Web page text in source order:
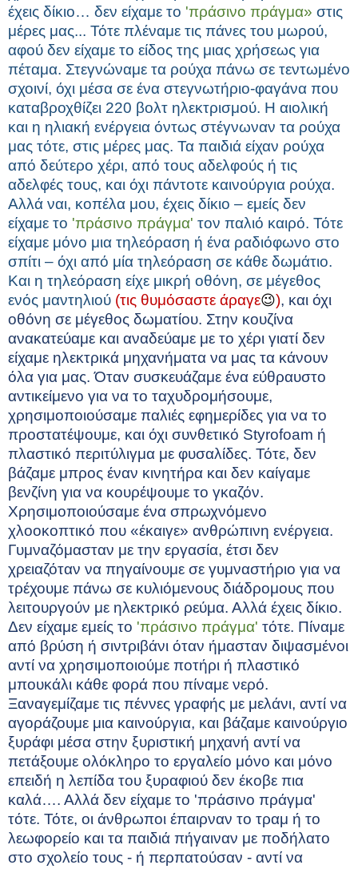
έχεις δίκιο… δεν είχαμε το 'πράσινο πράγμα» στις
μέρες μας... Τότε πλέναμε τις πάνες του μωρού,
αφού δεν είχαμε το είδος της μιας χρήσεως για
πέταμα. Στεγνώναμε τα ρούχα πάνω σε τεντωμένο
σχοινί, όχι μέσα σε ένα στεγνωτήριο-φαγάνα που
καταβροχθίζει 220 βολτ ηλεκτρισμού. Η αιολική
και η ηλιακή ενέργεια όντως στέγνωναν τα ρούχα
μας τότε, στις μέρες μας. Τα παιδιά είχαν ρούχα
από δεύτερο χέρι, από τους αδελφούς ή τις
αδελφές τους, και όχι πάντοτε καινούργια ρούχα.
Αλλά ναι, κοπέλα μου, έχεις δίκιο – εμείς δεν
είχαμε το 'πράσινο πράγμα' τον παλιό καιρό. Τότε
είχαμε μόνο μια τηλεόραση ή ένα ραδιόφωνο στο
σπίτι – όχι από μία τηλεόραση σε κάθε δωμάτιο.
Και η τηλεόραση είχε μικρή οθόνη, σε μέγεθος
ενός μαντηλιού (τις θυμόσαστε άραγε😉), και όχι
οθόνη σε μέγεθος δωματίου. Στην κουζίνα
ανακατεύαμε και αναδεύαμε με το χέρι γιατί δεν
είχαμε ηλεκτρικά μηχανήματα να μας τα κάνουν
όλα για μας. Όταν συσκευάζαμε ένα εύθραυστο
αντικείμενο για να το ταχυδρομήσουμε,
χρησιμοποιούσαμε παλιές εφημερίδες για να το
προστατέψουμε, και όχι συνθετικό Styrofoam ή
πλαστικό περιτύλιγμα με φυσαλίδες. Τότε, δεν
βάζαμε μπρος έναν κινητήρα και δεν καίγαμε
βενζίνη για να κουρέψουμε το γκαζόν.
Χρησιμοποιούσαμε ένα σπρωχνόμενο
χλοοκοπτικό που «έκαιγε» ανθρώπινη ενέργεια.
Γυμναζόμασταν με την εργασία, έτσι δεν
χρειαζόταν να πηγαίνουμε σε γυμναστήριο για να
τρέχουμε πάνω σε κυλιόμενους διάδρομους που
λειτουργούν με ηλεκτρικό ρεύμα. Αλλά έχεις δίκιο.
Δεν είχαμε εμείς το 'πράσινο πράγμα' τότε. Πίναμε
από βρύση ή σιντριβάνι όταν ήμασταν διψασμένοι
αντί να χρησιμοποιούμε ποτήρι ή πλαστικό
μπουκάλι κάθε φορά που πίναμε νερό.
Ξαναγεμίζαμε τις πέννες γραφής με μελάνι, αντί να
αγοράζουμε μια καινούργια, και βάζαμε καινούργιο
ξυράφι μέσα στην ξυριστική μηχανή αντί να
πετάξουμε ολόκληρο το εργαλείο μόνο και μόνο
επειδή η λεπίδα του ξυραφιού δεν έκοβε πια
καλά…. Αλλά δεν είχαμε το 'πράσινο πράγμα'
τότε. Τότε, οι άνθρωποι έπαιρναν το τραμ ή το
λεωφορείο και τα παιδιά πήγαιναν με ποδήλατο
στο σχολείο τους - ή περπατούσαν - αντί να